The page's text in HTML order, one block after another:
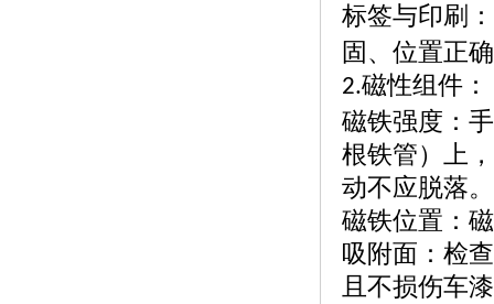
标签与印刷
固、位置正
2.磁性组件：
磁铁强度：
根铁管）上
动不应脱落。
磁铁位置：
吸附面：检
且不损伤车